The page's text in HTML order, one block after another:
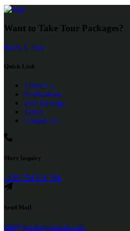
Want to Take Tour Packages?
Book A Tour
Quick Link
About Us
Destinations
Tour Package
Article
Contact Us
More Inquiry
+255 754 510 784
Send Mail
info@packupgosafari.com